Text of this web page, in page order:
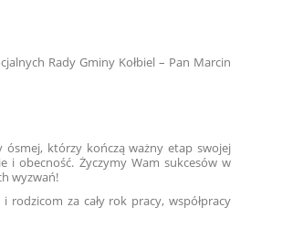
Rady Gminy Kołbiel – Pan Marcin
ósmej, którzy kończą ważny etap swojej
i obecność. Życzymy Wam sukcesów w
wyzwań!
rodzicom za cały rok pracy, współpracy